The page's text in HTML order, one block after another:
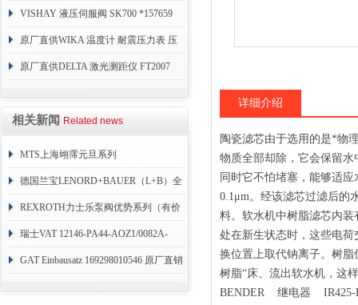
VISHAY 液压伺服阀 SK700 *157659
原厂直供WIKA 温度计 耐震压力表 压
力开关 变送器
原厂直供DELTA 激光测距仪 FT2007
相关新闻 Related news
MTS上海翊霈元旦系列
RHM3050MR081A01
德国兰宝LENORD+BAUER（L+B）全
系列编码器
REXROTH力士乐泵阀优势系列（有价
目表）
瑞士VAT 12146-PA44-AOZ1/0082A-
1173938
GAT Einbausatz 169298010546 原厂直销
详细介绍
陶瓷滤芯由于选用的是*物
物质全部却除，它会保留
同时它不怕堵塞，能够适
0.1μm。经该滤芯过滤后的
料。软水机中树脂滤芯内
处在新生状态时，这些电
换位置上取代钠离子。树
树脂“床、流出软水机，这
BENDER 继电器 IR425-